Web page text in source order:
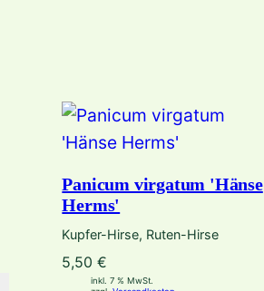
Panicum virgatum 'Hänse
Herms'
Kupfer-Hirse, Ruten-Hirse
5,50€
inkl. 7 % MwSt.